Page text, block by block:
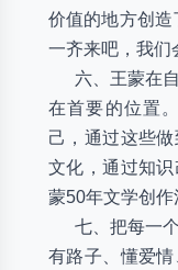
价值的地方创造
一齐来吧，我们
六、王蒙在自
在首要的位置
己，通过这些
文化，通过知
蒙50年文学创作
七、把每一个
有路子、懂爱情